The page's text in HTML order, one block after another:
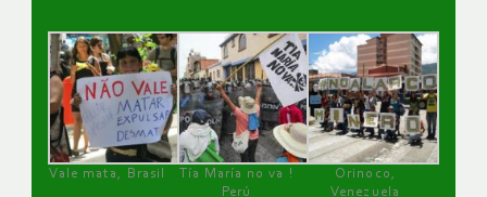
Vale mata, Brasil
Tía María no va !
Perú
Orinoco,
Venezuela